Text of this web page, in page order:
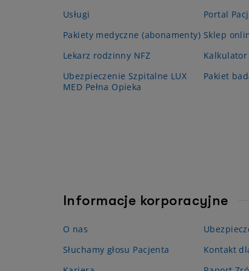
Usługi
Pakiety medyczne (abonamenty)
Lekarz rodzinny NFZ
Ubezpieczenie Szpitalne LUX
MED Pełna Opieka
Portal
Sklep
Kalkulator
Pakiet
Informacje korporacyjne
O nas
Słuchamy głosu Pacjenta
Kontakt